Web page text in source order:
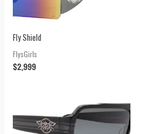
Fly Shield
FlysGirls
$2,999